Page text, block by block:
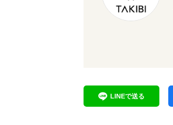
LINEで送る